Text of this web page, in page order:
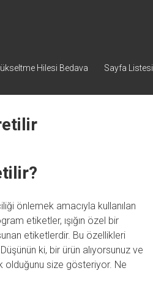
Hilesi Bedava Sayfa Listesi
önlemek amacıyla kullanılan
etiketler, ışığın özel bir
etiketlerdir. Bu özellikleri
ki, bir ürün alıyorsunuz ve
olduğunu size gösteriyor. Ne